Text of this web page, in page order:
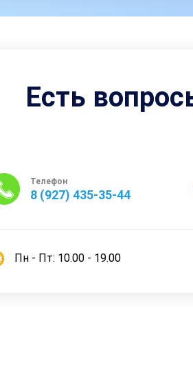
Есть
Телефон
8 (927) 435-35-44
Пн - Пт: 10.00 - 19.00